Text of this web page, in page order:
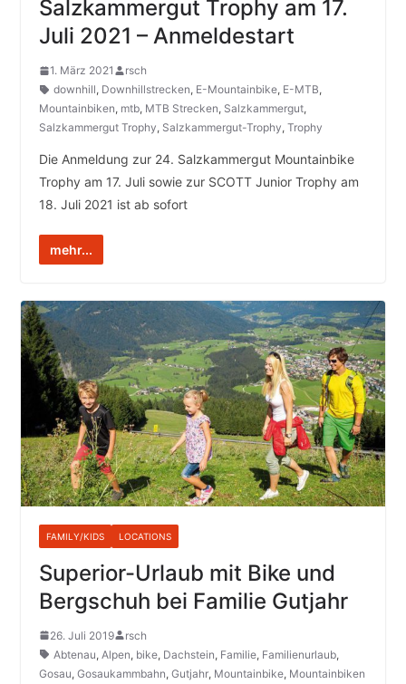
Salzkammergut Trophy am 17.
Juli 2021 – Anmeldestart
1. März 2021
rsch
downhill, Downhillstrecken, E-Mountainbike, E-MTB,
Mountainbiken, mtb, MTB Strecken, Salzkammergut,
Salzkammergut Trophy, Salzkammergut-Trophy, Trophy
Die Anmeldung zur 24. Salzkammergut Mountainbike
Trophy am 17. Juli sowie zur SCOTT Junior Trophy am
18. Juli 2021 ist ab sofort
mehr...
FAMILY/KIDS LOCATIONS
Superior-Urlaub mit Bike und
Bergschuh bei Familie Gutjahr
26. Juli 2019
rsch
Abtenau, Alpen, bike, Dachstein, Familie, Familienurlaub,
Gosau, Gosaukammbahn, Gutjahr, Mountainbike, Mountainbiken